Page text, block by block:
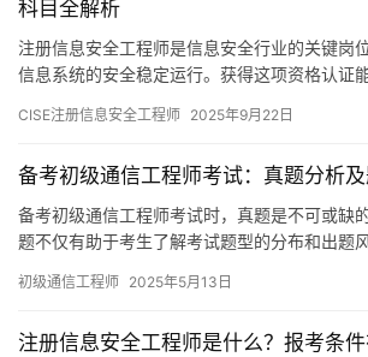
科目全解析
注册信息安全工程师是信息安全行业的关键岗
信息系统的安全稳定运行。获得这项资格认证
CISE注册信息安全工程师 2025年9月22日
备考初级通信工程师考试：真题分析
备考初级通信工程师考试时，真题是不可或缺
题不仅有助于考生了解考试题型的分布和出题
初级通信工程师 2025年5月13日
注册信息安全工程师是什么？报考条